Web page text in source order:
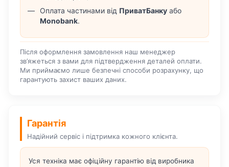
Оплата частинами від ПриватБанку або
Monobank.
Після оформлення замовлення наш менеджер
зв’яжеться з вами для підтвердження деталей оплати.
Ми приймаємо лише безпечні способи розрахунку, що
гарантують захист ваших даних.
Гарантія
Надійний сервіс і підтримка кожного клієнта.
Уся техніка має офіційну гарантію від виробника